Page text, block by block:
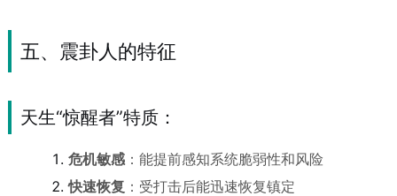
五、震卦人的特征
天生“惊醒者”特质：
危机敏感：能提前感知系统脆弱性和风险
快速恢复 ：受打击后能迅速恢复镇定